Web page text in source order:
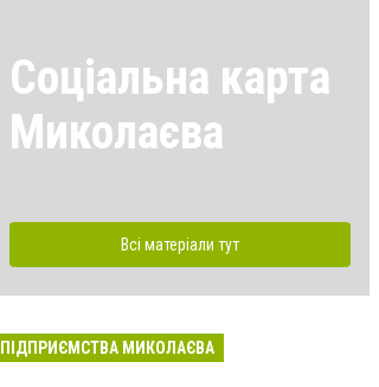
Соціальна карта
Миколаєва
Всі матеріали тут
ПІДПРИЄМСТВА МИКОЛАЄВА